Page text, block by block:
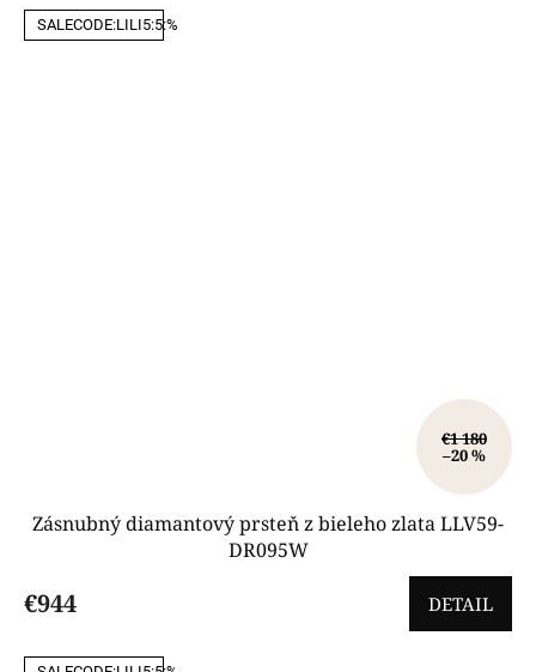
SALECODE:LILI5:5:%
€1 180
–20 %
Zásnubný diamantový prsteň z bieleho zlata LLV59-
DR095W
€944 DETAIL